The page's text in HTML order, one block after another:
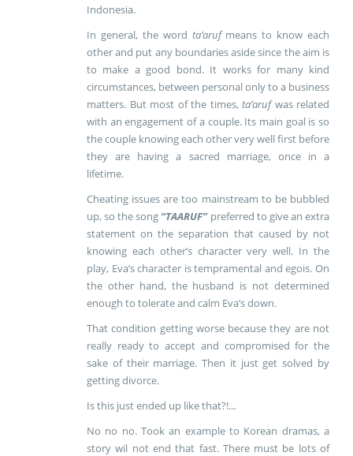
Indonesia.
In general, the word ta’arufmeans to know each
other and put any boundaries aside since the aim is
to make a good bond. It works for many kind
circumstances, between personal only to a business
matters. But most of the times, ta’arufwas related
with an engagement of a couple. Its main goal is so
the couple knowing each other very well first before
they are having a sacred marriage, once in a
lifetime.
Cheating issues are too mainstream to be bubbled
up, so the song “TAARUF”preferred to give an extra
statement on the separation that caused by not
knowing each other’s character very well. In the
play, Eva’s character is tempramental and egois. On
the other hand, the husband is not determined
enough to tolerate and calm Eva’s down.
That condition getting worse because they are not
really ready to accept and compromised for the
sake of their marriage. Then it just get solved by
getting divorce.
Is this just ended up like that?!...
No no no. Took an example to Korean dramas, a
story wil not end that fast. There must be lots of